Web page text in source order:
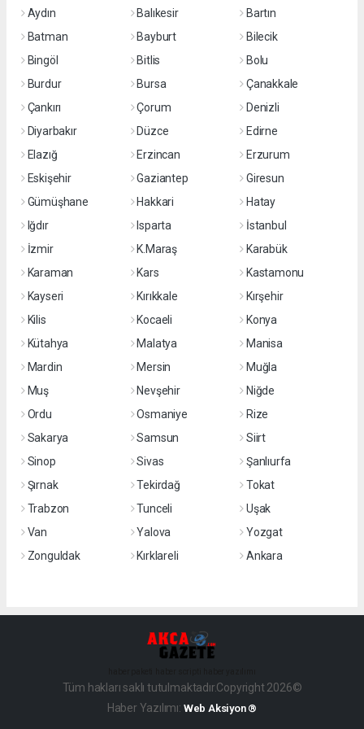
Aydın
Balıkesir
Bartın
Batman
Bayburt
Bilecik
Bingöl
Bitlis
Bolu
Burdur
Bursa
Çanakkale
Çankırı
Çorum
Denizli
Diyarbakır
Düzce
Edirne
Elazığ
Erzincan
Erzurum
Eskişehir
Gaziantep
Giresun
Gümüşhane
Hakkari
Hatay
Iğdır
Isparta
İstanbul
İzmir
K.Maraş
Karabük
Karaman
Kars
Kastamonu
Kayseri
Kırıkkale
Kırşehir
Kilis
Kocaeli
Konya
Kütahya
Malatya
Manisa
Mardin
Mersin
Muğla
Muş
Nevşehir
Niğde
Ordu
Osmaniye
Rize
Sakarya
Samsun
Siirt
Sinop
Sivas
Şanlıurfa
Şırnak
Tekirdağ
Tokat
Trabzon
Tunceli
Uşak
Van
Yalova
Yozgat
Zonguldak
Kırklareli Ankara
Tüm hakları saklı tutulmaktadır.Copyright 2026©
Haber Yazılımı: Web Aksiyon ®